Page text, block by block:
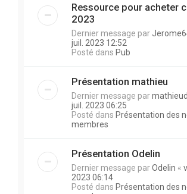
Ressource pour acheter
2023
Dernier message par
juil. 2023 12:52
Posté dans Pub
Présentation mathieu
Dernier message par
juil. 2023 06:25
Posté dans Présentation des
membres
Présentation Odelin
Dernier message parOdelin «
2023 06:14
Posté dans Présentation des